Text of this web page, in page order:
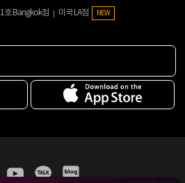
호 Bangkok점 미국 LA점 NEW